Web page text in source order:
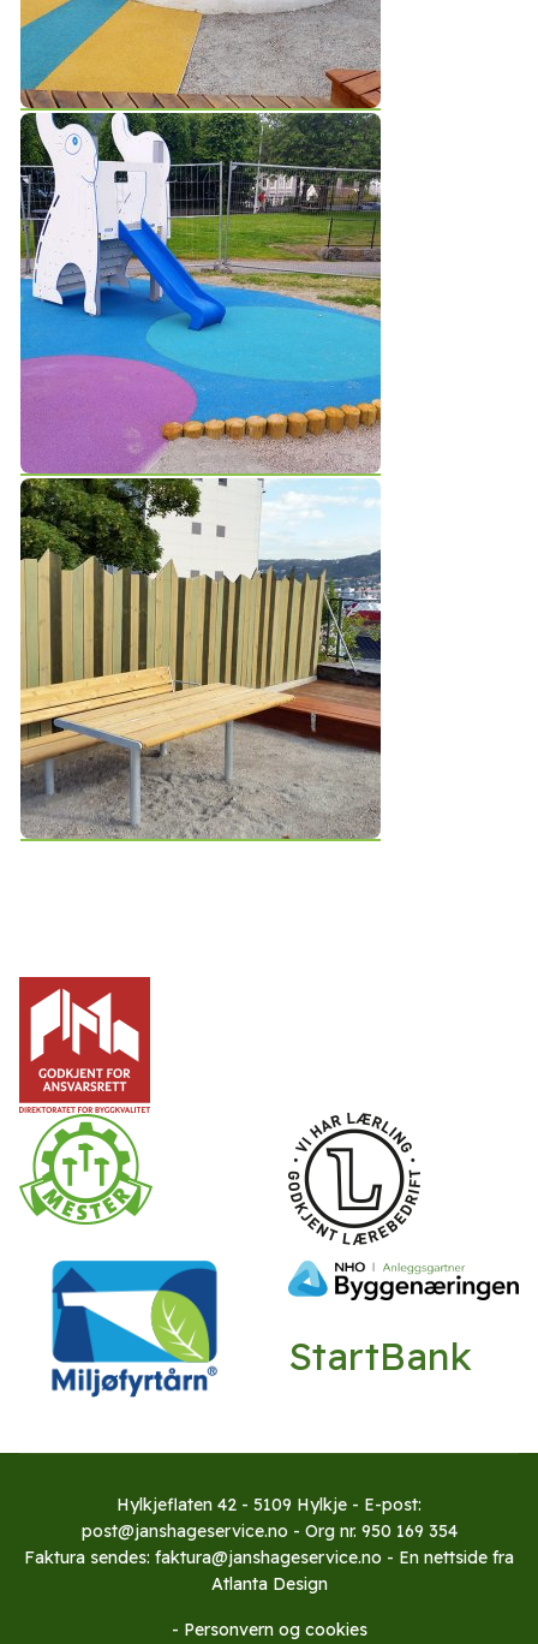
StartBank
Hylkjeflaten 42 - 5109 Hylkje - E-post:
post@janshageservice.no - Org nr. 950 169 354
Faktura sendes: faktura@janshageservice.no - En nettside fra
Atlanta Design
- Personvern og cookies